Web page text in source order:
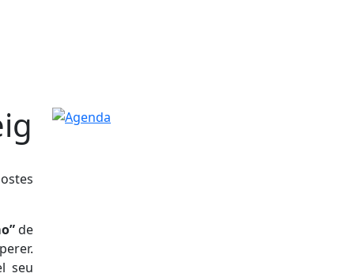
de
seu
Agenda